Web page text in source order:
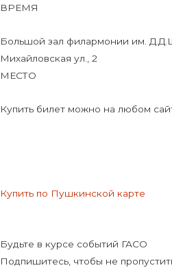
ВРЕМЯ
Большой зал филармонии им.
Михайловская ул., 2
МЕСТО
Купить билет можно на любом
Купить по Пушкинской карте
Будьте в курсе событий ГАСО
Подпишитесь, чтобы не